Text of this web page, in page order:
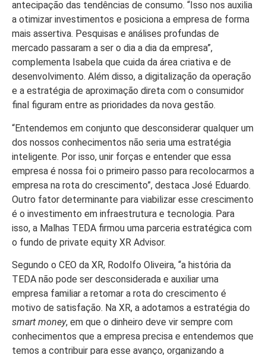
antecipação das tendências de consumo. “Isso nos auxilia
a otimizar investimentos e posiciona a empresa de forma
mais assertiva. Pesquisas e análises profundas de
mercado passaram a ser o dia a dia da empresa”,
complementa Isabela que cuida da área criativa e de
desenvolvimento. Além disso, a digitalização da operação
e a estratégia de aproximação direta com o consumidor
final figuram entre as prioridades da nova gestão.
“Entendemos em conjunto que desconsiderar qualquer um
dos nossos conhecimentos não seria uma estratégia
inteligente. Por isso, unir forças e entender que essa
empresa é nossa foi o primeiro passo para recolocarmos a
empresa na rota do crescimento”, destaca José Eduardo.
Outro fator determinante para viabilizar esse crescimento
é o investimento em infraestrutura e tecnologia. Para
isso, a Malhas TEDA firmou uma parceria estratégica com
o fundo de private equity XR Advisor.
Segundo o CEO da XR, Rodolfo Oliveira, “a história da
TEDA não pode ser desconsiderada e auxiliar uma
empresa familiar a retomar a rota do crescimento é
motivo de satisfação. Na XR, a adotamos a estratégia do
smart money, em que o dinheiro deve vir sempre com
conhecimentos que a empresa precisa e entendemos que
temos a contribuir para esse avanço, organizando a